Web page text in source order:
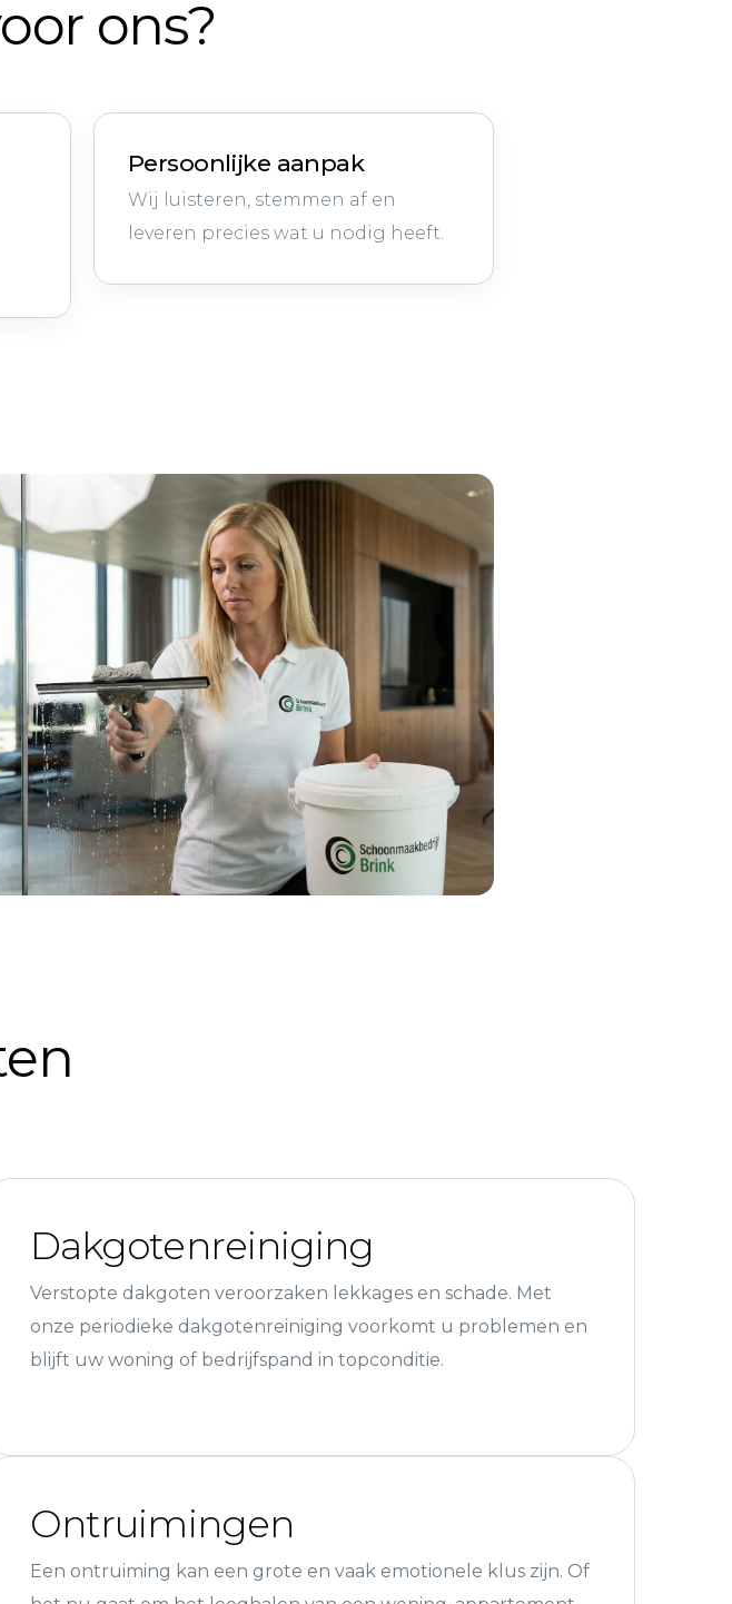
ons?
Persoonlijke aanpak
Wij luisteren, stemmen af en
leveren precies wat u nodig heeft.
Dakgotenreiniging
Verstopte dakgoten veroorzaken lekkages en schade. Met
onze periodieke dakgotenreiniging voorkomt u problemen en
blijft uw woning of bedrijfspand in topconditie.
Ontruimingen
Een ontruiming kan een grote en vaak emotionele klus zijn. Of